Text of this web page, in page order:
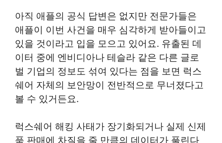
아직 애플의 공식 답변은 없지만 전문가들은
애플이 이번 사건을 매우 심각하게 받아들이고
있을 것이라고 입을 모으고 있어요. 유출된 데
이터 중에 엔비디아나 테슬라 같은 다른 글로
벌 기업의 정보도 섞여 있다는 점을 보면 럭스
쉐어 자체의 보안망이 전반적으로 무너졌다고
볼 수 있거든요.
럭스쉐어 해킹 사태가 장기화되거나 실제 신제
품 판매에 차질을 줄 만큼의 데이터가 풀린다